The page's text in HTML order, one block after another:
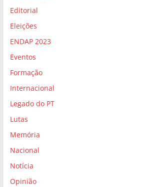
Editorial
Eleições
ENDAP 2023
Eventos
Formação
Internacional
Legado do PT
Lutas
Memória
Nacional
Notícia
Opinião